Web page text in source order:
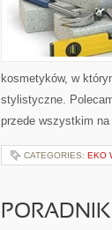
kosmetyków, w
stylistyczne.
przede wszystkim
CATEGORIES: EKO